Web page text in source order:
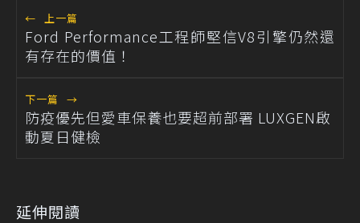
← 上一篇
Ford Performance工程師堅信V8引擎仍然還
有存在的價值！
下一篇 →
防疫優先但愛車保養也要超前部署 LUXGEN啟
動夏日健檢
延伸閱讀